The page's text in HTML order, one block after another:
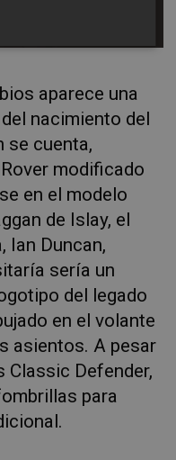
aparece una
nacimiento del
se cuenta,
modificado
en el modelo
de Islay, el
Ian Duncan,
sería un
del legado
en el volante
asientos. A pesar
Classic Defender,
para